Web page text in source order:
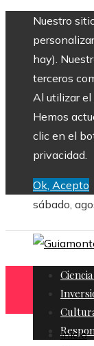
Nuestro
hay).
terceros
Al utilizar el
Hemos
clic en el
privacidad.
Ok, Acepto
sábado,
Inicio